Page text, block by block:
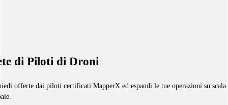
di Piloti di Droni
offerte dai piloti certificati MapperX ed espandi le tue operazioni su scala